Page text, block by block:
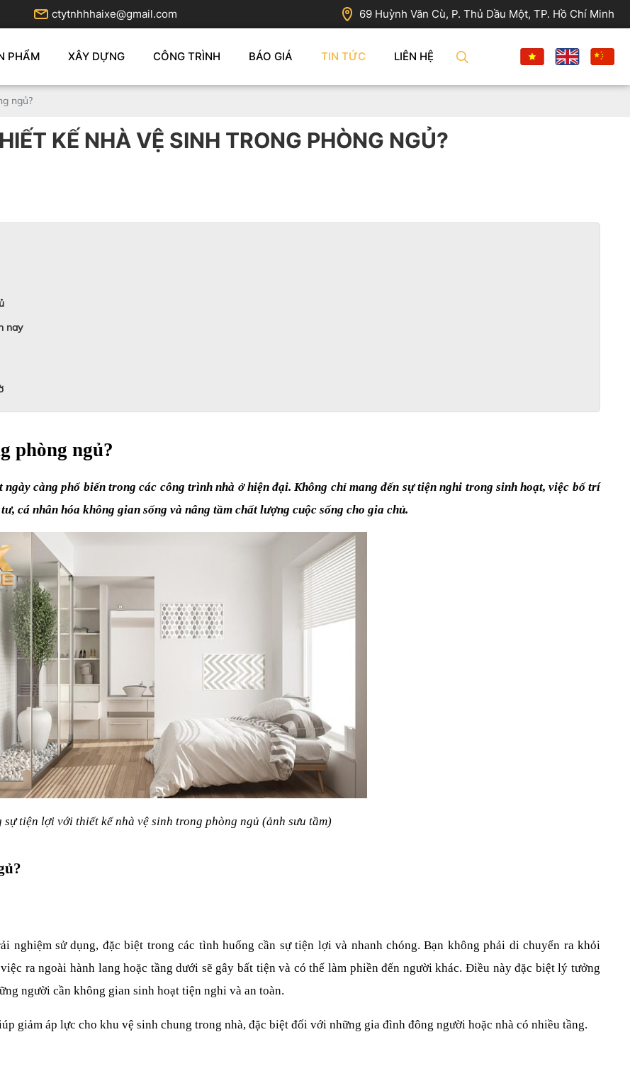
ctytnhhhaixe@gmail.com 69 Huỳnh Văn Cù, P. Thủ Dầu Một, TP. Hồ Chí Minh
PHẨM XÂY DỰNG CÔNG TRÌNH BÁO GIÁ TIN TỨC LIÊN HỆ
ngủ?
KẾ NHÀ VỆ SINH TRONG PHÒNG NGỦ?
nay
phòng ngủ?
càng phổ biến trong các công trình nhà ở hiện đại. Không chỉ mang đến sự tiện nghi trong sinh hoạt, việc bố trí
cá nhân hóa không gian sống và nâng tầm chất lượng cuộc sống cho gia chủ.
sự tiện lợi với thiết kế nhà vệ sinh trong phòng ngủ (ảnh sưu tầm)
nghiệm sử dụng, đặc biệt trong các tình huống cần sự tiện lợi và nhanh chóng. Bạn không phải di chuyển ra khỏi
ra ngoài hành lang hoặc tầng dưới sẽ gây bất tiện và có thể làm phiền đến người khác. Điều này đặc biệt lý tưởng
người cần không gian sinh hoạt tiện nghi và an toàn.
giảm áp lực cho khu vệ sinh chung trong nhà, đặc biệt đối với những gia đình đông người hoặc nhà có nhiều tầng.